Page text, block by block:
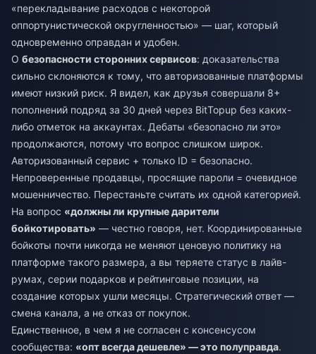
«перекладывание расходов с некоторой
оппортунистической округленностью» — шаг, который
одновременно оправдан и удобен.
О безопасности сторонних сервисов: доказательства
сильно склоняются к тому, что авторизованные платформы
имеют низкий риск. Я видел, как друзья совершали 8+
пополнений подряд за 30 дней через BitTopup без каких-
либо отметок на аккаунтах. Дебаты «безопасно ли это»
продолжаются, потому что вопрос слишком широк.
Авторизованный сервис + только ID = безопасно.
Непроверенные продавцы, просящие пароли = очевидное
мошенничество. Перестаньте считать их одной категорией.
На вопрос «должны ли крупные дарители
бойкотировать» — честно говоря, нет. Координированные
бойкоты почти никогда не меняют ценовую политику на
платформе такого размера, а вы теряете статус в лайв-
румах, серии подарков и рейтинговые позиции, на
создание которых ушли месяцы. Стратегический ответ —
смена канала, а не отказ от покупок.
Единственное, в чем я не согласен с консенсусом
сообщества: «опт всегда дешевле» — это полуправда.